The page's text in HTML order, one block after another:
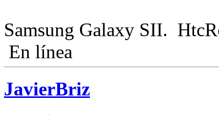
Samsung Galaxy SII.
En línea
JavierBriz